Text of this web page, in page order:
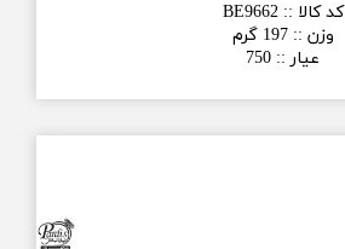
کد کالا ::
BE9662
وزن :: 197 گرم
عیار ::
750